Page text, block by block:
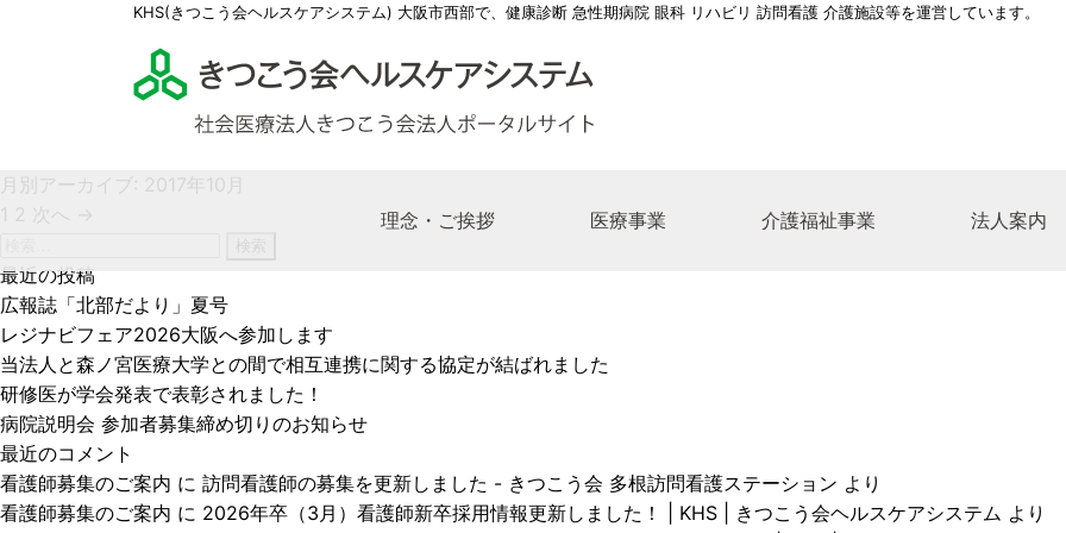
KHS(きつこう会ヘルスケアシステム) 大阪市西部で、健康診断 急性期病院 眼科 リハビリ 訪問看護 介護施設等を運営しています。
理念・ご挨拶 医療事業 介護福祉事業 法人案内
月別アーカイブ: 2017年10月
投
ナ
ビ
ゲ
ー
シ
ョ
ン
1 2 次へ →
索:
最近の投稿
広報誌「北部だより」夏号
レジナビフェア2026大阪へ参加します
当法人と森ノ宮医療大学との間で相互連携に関する協定が結ばれました
研修医が学会発表で表彰されました！
病院説明会 参加者募集締め切りのお知らせ
最近のコメント
看護師募集のご案内 に 訪問看護師の募集を更新しました - きつこう会 多根訪問看護ステーション より
看護師募集のご案内 に 2026年卒（3月）看護師新卒採用情報更新しました！ | KHS | きつこう会ヘルスケアシステム より